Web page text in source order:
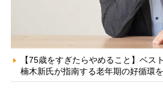
【75歳をすぎたらやめること】ベス
楠木新氏が指南する老年期の好循環